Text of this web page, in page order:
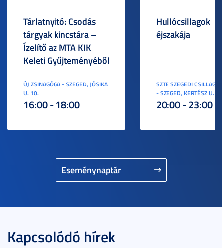
Eseménynaptár
Tárlatnyitó: Csodás
tárgyak kincstára –
Ízelítő az MTA KIK
Keleti Gyűjteményéből
ÚJ ZSINAGÓGA - SZEGED, JÓSIKA
U. 10.
16:00 - 18:00
Hullócsillagok
éjszakája
SZTE SZEGEDI
- SZEGED, KERTÉSZ U. 3.
20:00 - 23:00
Kapcsolódó hírek